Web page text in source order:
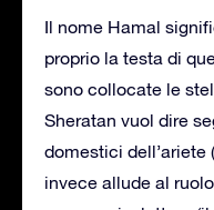
Il nome Hamal
proprio la testa di
sono collocate le
Sheratan vuol dire
domestici dell’ariete
invece allude al